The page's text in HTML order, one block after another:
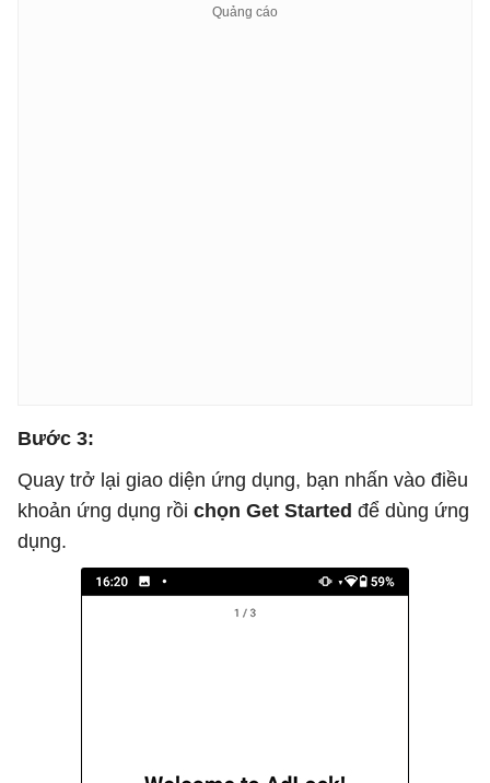
Bước 3:
Quay trở lại giao diện ứng dụng, bạn nhấn vào điều
khoản ứng dụng rồi chọn Get Started để dùng ứng
dụng.